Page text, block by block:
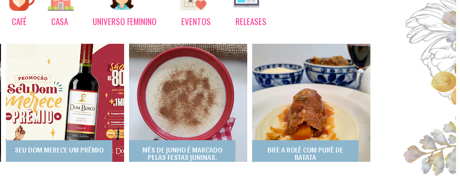
CAFÉ CASA UNIVERSO FEMININO EVENTOS RELEASES
SEU DOM MERECE UM PRÊMIO
MÊS DE JUNHO É MARCADO
PELAS FESTAS JUNINAS.
BIFE A ROLÊ COM PURÊ DE
BATATA